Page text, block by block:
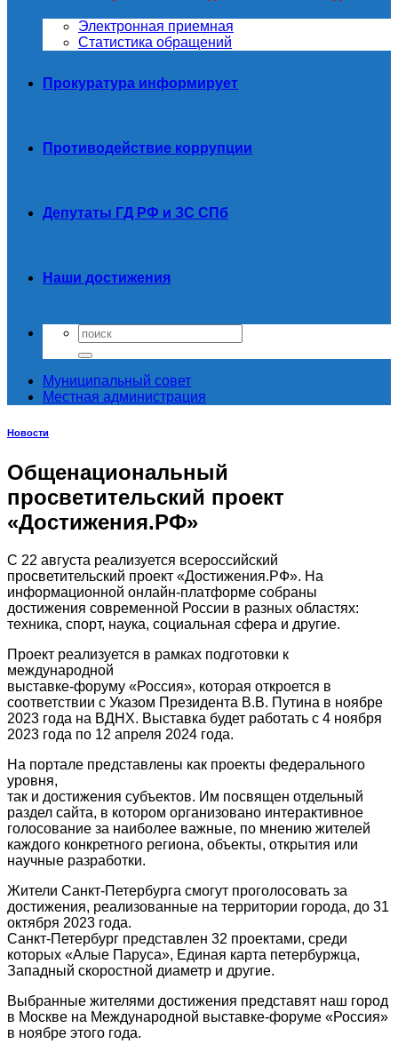
Электронная приемная
Статистика обращений
Прокуратура информирует
Противодействие коррупции
Депутаты ГД РФ и ЗС СПб
Наши достижения
Муниципальный совет
Местная администрация
Новости
Общенациональный
просветительский проект
«Достижения.РФ»
С 22 августа реализуется всероссийский
просветительский проект «Достижения.РФ». На
информационной онлайн-платформе собраны
достижения современной России в разных областях:
техника, спорт, наука, социальная сфера и другие.
Проект реализуется в рамках подготовки к
международной
выставке-форуму «Россия», которая откроется в
соответствии с Указом Президента В.В. Путина в ноябре
2023 года на ВДНХ. Выставка будет работать с 4 ноября
2023 года по 12 апреля 2024 года.
На портале представлены как проекты федерального
уровня,
так и достижения субъектов. Им посвящен отдельный
раздел сайта, в котором организовано интерактивное
голосование за наиболее важные, по мнению жителей
каждого конкретного региона, объекты, открытия или
научные разработки.
Жители Санкт-Петербурга смогут проголосовать за
достижения, реализованные на территории города, до 31
октября 2023 года.
Санкт-Петербург представлен 32 проектами, среди
которых «Алые Паруса», Единая карта петербуржца,
Западный скоростной диаметр и другие.
Выбранные жителями достижения представят наш город
в Москве на Международной выставке-форуме «Россия»
в ноябре этого года.